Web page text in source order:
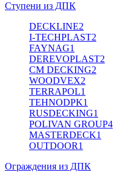
Ступени из ДПК
DECKLINE2
I-TECHPLAST2
FAYNAG1
DEREVOPLAST2
CM DECKING2
WOODVEX2
TERRAPOL1
TEHNODPK1
RUSDECKING1
POLIVAN GROUP4
MASTERDECK1
OUTDOOR1
Ограждения из ДПК